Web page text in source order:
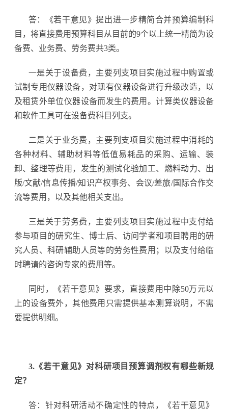
答：《若干意见》提出进一步精简合并预算编制科
目，将直接费用预算科目从目前的9个以上统一精简为设
备费、业务费、劳务费共3类。
一是关于设备费，主要列支项目实施过程中购置或
试制专用仪器设备，对现有仪器设备进行升级改造，以
及租赁外单位仪器设备而发生的费用。计算类仪器设备
和软件工具可在设备费科目列支。
二是关于业务费，主要列支项目实施过程中消耗的
各种材料、辅助材料等低值易耗品的采购、运输、装
卸、整理等费用，发生的测试化验加工、燃料动力、出
版/文献/信息传播/知识产权事务、会议/差旅/国际合作交
流等费用，以及其他相关支出。
三是关于劳务费，主要列支项目实施过程中支付给
参与项目的研究生、博士后、访问学者和项目聘用的研
究人员、科研辅助人员等的劳务性费用；以及支付给临
时聘请的咨询专家的费用等。
同时，《若干意见》要求，直接费用中除50万元以
上的设备费外，其他费用只需提供基本测算说明，不需
要提供明细。
3.《若干意见》对科研项目预算调剂权有哪些新规
定？
答：针对科研活动不确定性的特点，《若干意见》